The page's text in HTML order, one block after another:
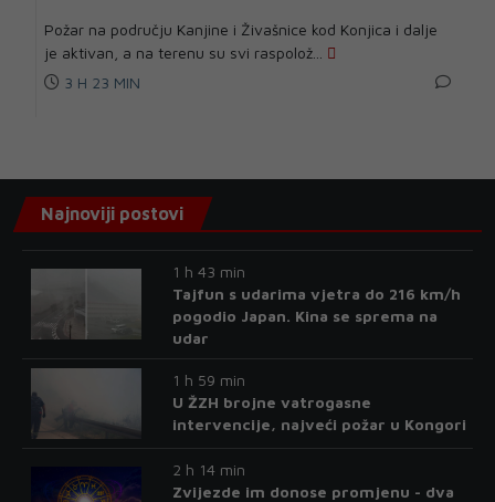
Požar na području Kanjine i Živašnice kod Konjica i dalje
je aktivan, a na terenu su svi raspolož...
3 H 23 MIN
Najnoviji postovi
1 h 43 min
Tajfun s udarima vjetra do 216 km/h
pogodio Japan. Kina se sprema na
udar
1 h 59 min
U ŽZH brojne vatrogasne
intervencije, najveći požar u Kongori
2 h 14 min
Zvijezde im donose promjenu - dva